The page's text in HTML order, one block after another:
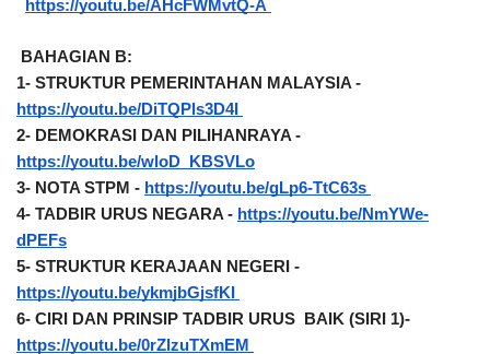
https://youtu.be/AHcFWMvtQ-A
BAHAGIAN B:
https://youtu.be/DiTQPls3D4I
https://youtu.be/wloD_KBSVLo
3- NOTA STPM - https://youtu.be/gLp6-TtC63s
4- TADBIR URUS NEGARA - https://youtu.be/NmYWe-
dPEFs
https://youtu.be/ykmjbGjsfKI
https://youtu.be/0rZlzuTXmEM